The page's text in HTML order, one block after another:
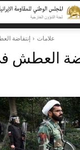
علامات إنتفاضة
العطش